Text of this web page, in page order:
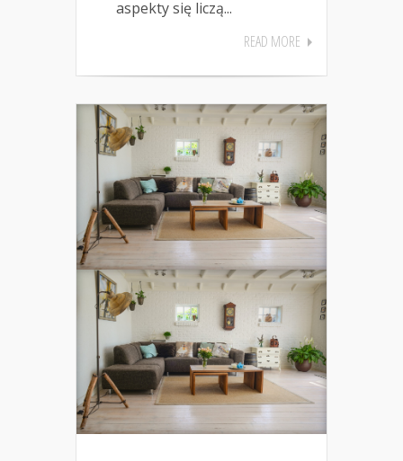
aspekty się liczą...
READ MORE